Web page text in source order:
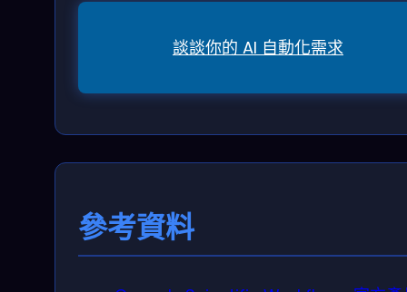
談談你的 AI 自動化需求
參考資料